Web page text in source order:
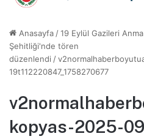
Anasayfa /19 Eylül Gazileri
Şehitliği'nde tören
düzenlendi /
19t112220847_1758270677
kopyas-2025-